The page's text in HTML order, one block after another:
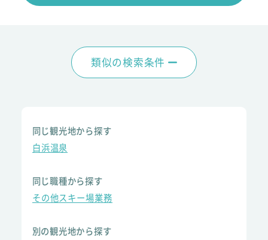
類似の検索条件
同じ観光地から探す
白浜温泉
同じ職種から探す
その他スキー場業務
別の観光地から探す